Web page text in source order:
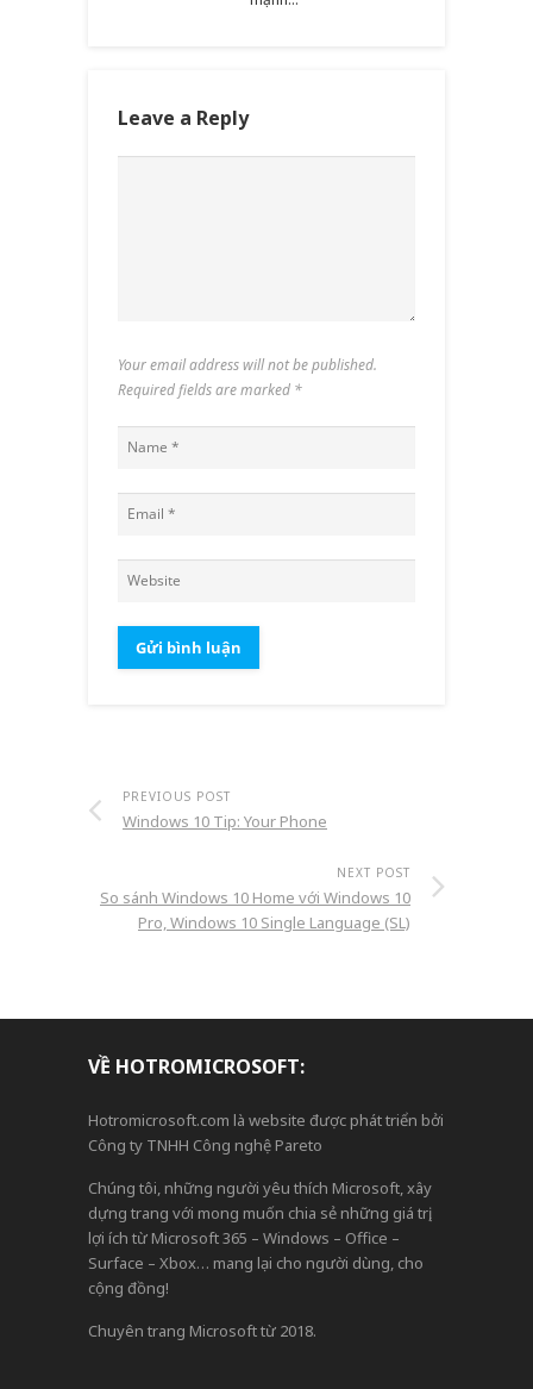
Leave a Reply
Your email address will not be published.
Required fields are marked *
PREVIOUS POST
Windows 10 Tip: Your Phone
NEXT POST
So sánh Windows 10 Home với Windows 10
Pro, Windows 10 Single Language (SL)
VỀ HOTROMICROSOFT:
Hotromicrosoft.com là website được phát triển bởi
Công ty TNHH Công nghệ Pareto
Chúng tôi, những người yêu thích Microsoft, xây
dựng trang với mong muốn chia sẻ những giá trị,
lợi ích từ Microsoft 365 – Windows – Office –
Surface – Xbox… mang lại cho người dùng, cho
cộng đồng!
Chuyên trang Microsoft từ 2018.